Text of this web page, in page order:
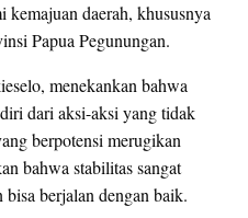
kemajuan daerah, khususnya
Papua Pegunungan.
menekankan bahwa
dari aksi-aksi yang tidak
berpotensi merugikan
bahwa stabilitas sangat
berjalan dengan baik.